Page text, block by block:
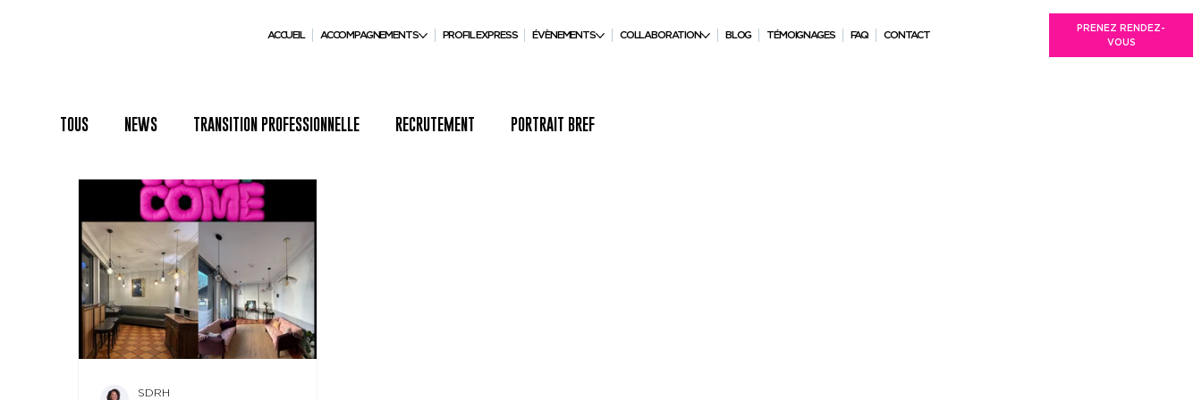
ACCUEIL ACCOMPAGNEMENTS PROFIL EXPRESS ÉVÈNEMENTS COLLABORATION BLOG TÉMOIGNAGES FAQ CONTACT
PRENEZ RENDEZ-
VOUS
TOUS NEWS TRANSITION PROFESSIONNELLE RECRUTEMENT PORTRAIT BREF
SDRH